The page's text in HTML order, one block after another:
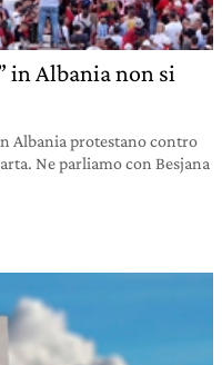
in Albania non si
Albania protestano contro
Ne parliamo con Besjana